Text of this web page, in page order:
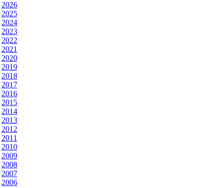
2026
2025
2024
2023
2022
2021
2020
2019
2018
2017
2016
2015
2014
2013
2012
2011
2010
2009
2008
2007
2006